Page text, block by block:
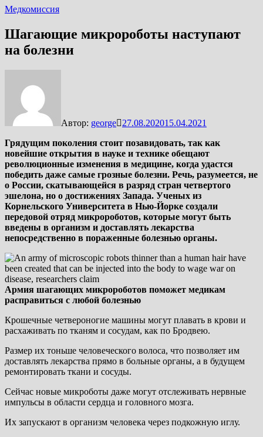
Медкомиссия
Шагающие микророботы наступают
на болезни
Автор: george 27.08.202015.04.2021
Грядущим поколения стоит позавидовать, так как
новейшие открытия в науке и технике обещают
революционные изменения в медицине, когда удастся
победить даже самые грозные болезни. Речь, разумеется, не
о России, скатывающейся в разряд стран четвертого
эшелона, но о достижениях Запада. Ученых из
Корнельского Университета в Нью-Йорке создали
передовой отряд микророботов, которые могут быть
введены в организм и доставлять лекарства
непосредственно в пораженные болезнью органы.
Армия шагающих микророботов поможет медикам
расправиться с любой болезнью
Крошечные четвероногие машины могут плавать в крови и
расхаживать по тканям и сосудам, как по Бродвею.
Размер их тоньше человеческого волоса, что позволяет им
доставлять лекарства прямо в больные органы, а в будущем
ремонтировать ткани и сосуды.
Сейчас новые микроботы даже могут отслеживать нервные
импульсы в области сердца и головного мозга.
Их запускают в организм человека через подкожную иглу.